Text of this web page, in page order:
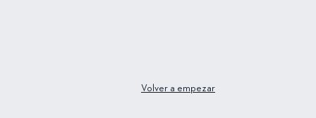
Volver a empezar